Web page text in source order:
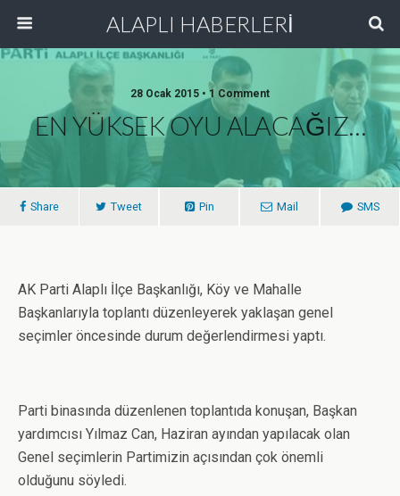
ALAPLI HABERLERİ
28 Ocak 2015 • 1 Comment
EN YÜKSEK OYU ALACAĞIZ…
Share Tweet Pin Mail SMS
AK Parti Alaplı İlçe Başkanlığı, Köy ve Mahalle
Başkanlarıyla toplantı düzenleyerek yaklaşan genel
seçimler öncesinde durum değerlendirmesi yaptı.
Parti binasında düzenlenen toplantıda konuşan, Başkan
yardımcısı Yılmaz Can, Haziran ayından yapılacak olan
Genel seçimlerin Partimizin açısından çok önemli
olduğunu söyledi.